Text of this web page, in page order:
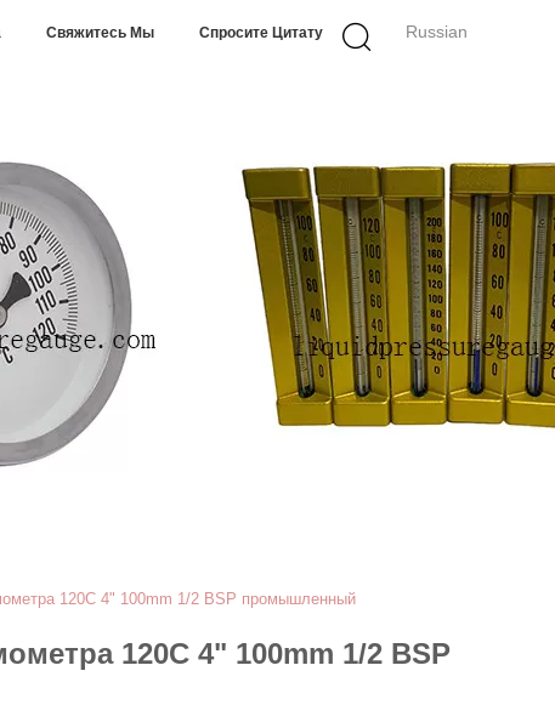
Russian
Свяжитесь Мы Спросите Цитату
120C 4" 100mm 1/2 BSP промышленный
120C 4" 100mm 1/2 BSP